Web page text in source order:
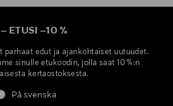
– ETUSI –10 %
parhaat edut ja ajankohtaiset uutuudet.
sinulle etukoodin, jolla saat 10 %:n
kertaostoksesta.
På svenska